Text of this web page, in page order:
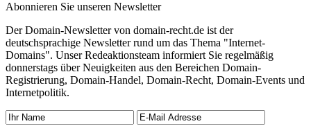
Abonnieren Sie unseren Newsletter
Der Domain-Newsletter von domain-recht.de ist der
deutschsprachige Newsletter rund um das Thema "Internet-
Domains". Unser Redeaktionsteam informiert Sie regelmäßig
donnerstags über Neuigkeiten aus den Bereichen Domain-
Registrierung, Domain-Handel, Domain-Recht, Domain-Events und
Internetpolitik.